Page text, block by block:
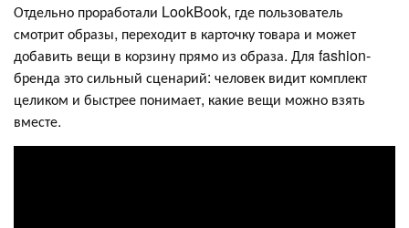
Отдельно проработали LookBook, где пользователь
смотрит образы, переходит в карточку товара и может
добавить вещи в корзину прямо из образа. Для fashion-
бренда это сильный сценарий: человек видит комплект
целиком и быстрее понимает, какие вещи можно взять
вместе.